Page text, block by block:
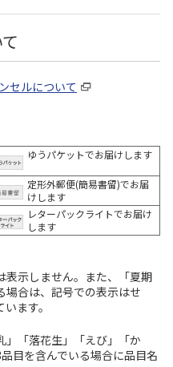
セルについて
ゆうパケットでお届けします
定形外郵便(簡易書留)でお届
けします
レターパックライトでお届け
します
表示しません。また、「夏期
場合は、記号での表示はせ
ます。
」「落花生」「えび」「か
目を含んでいる場合に品目名